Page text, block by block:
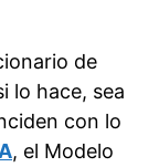
de
lo hace, sea
con lo
, el Modelo